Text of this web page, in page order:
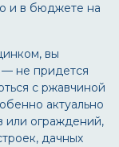
и в бюджете на
вы
не придется
с ржавчиной
актуально
или ограждений,
дачных